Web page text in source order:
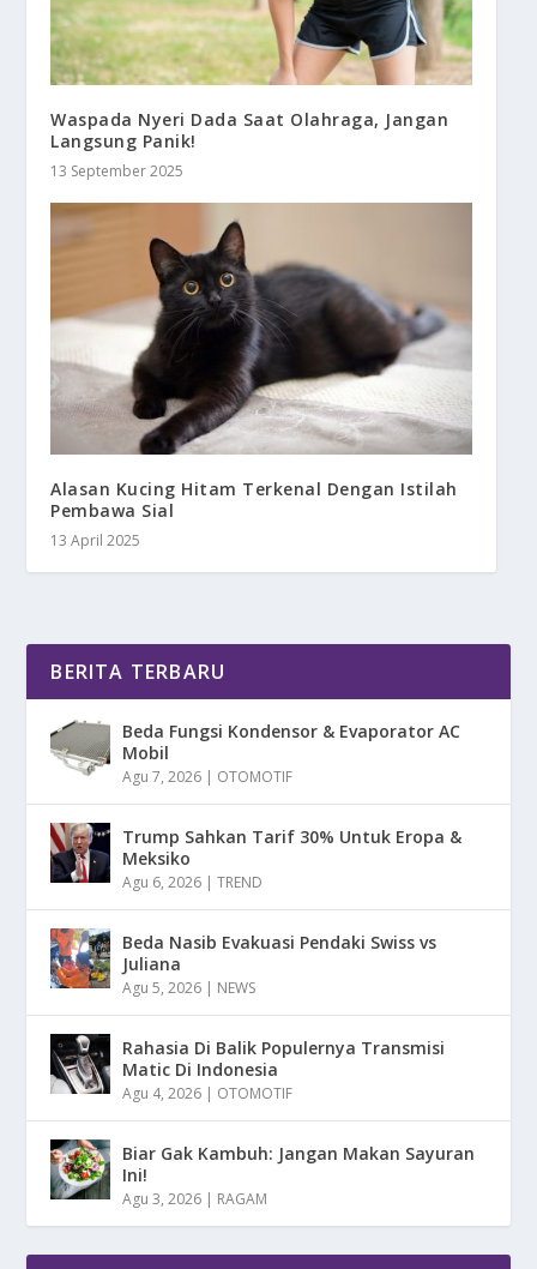
Waspada Nyeri Dada Saat Olahraga, Jangan
Langsung Panik!
13 September 2025
Alasan Kucing Hitam Terkenal Dengan Istilah
Pembawa Sial
13 April 2025
BERITA TERBARU
Beda Fungsi Kondensor & Evaporator AC
Mobil
Agu 7, 2026 | OTOMOTIF
Trump Sahkan Tarif 30% Untuk Eropa &
Meksiko
Agu 6, 2026 |TREND
Beda Nasib Evakuasi Pendaki Swiss vs
Juliana
Agu 5, 2026 | NEWS
Rahasia Di Balik Populernya Transmisi
Matic Di Indonesia
Agu 4, 2026 | OTOMOTIF
Biar Gak Kambuh: Jangan Makan Sayuran
Ini!
Agu 3, 2026 | RAGAM